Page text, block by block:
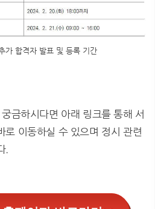
가 합격자 발표 및 등록 기간
금하시다면 아래 링크를 통해 서
로 이동하실 수 있으며 정시 관련
.